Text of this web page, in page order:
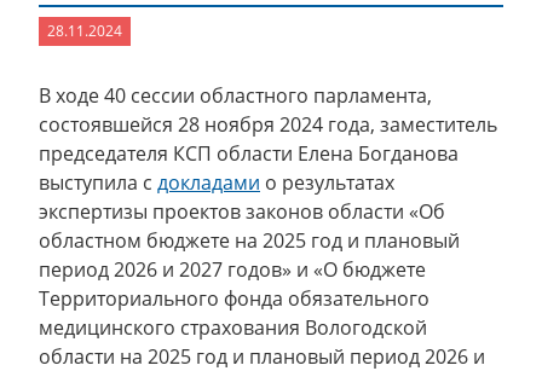
28.11.2024
В ходе 40 сессии областного парламента,
состоявшейся 28 ноября 2024 года, заместитель
председателя КСП области Елена Богданова
выступила с докладами о результатах
экспертизы проектов законов области «Об
областном бюджете на 2025 год и плановый
период 2026 и 2027 годов» и «О бюджете
Территориального фонда обязательного
медицинского страхования Вологодской
области на 2025 год и плановый период 2026 и